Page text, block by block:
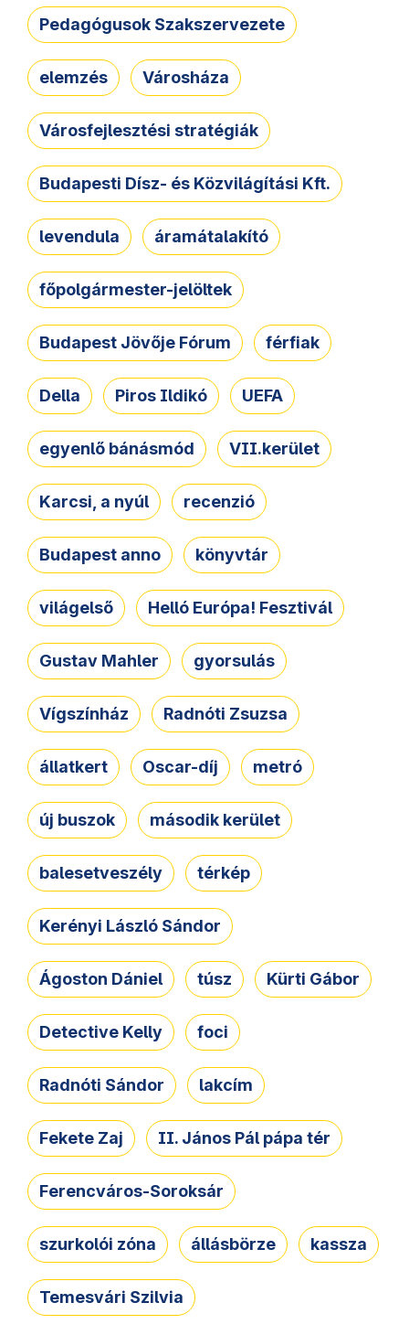
Pedagógusok Szakszervezete
elemzés Városháza
Városfejlesztési stratégiák
Budapesti Dísz- és Közvilágítási Kft.
levendula áramátalakító
főpolgármester-jelöltek
Budapest Jövője Fórum férfiak
Della Piros Ildikó UEFA
egyenlő bánásmód VII.kerület
Karcsi, a nyúl recenzió
Budapest anno könyvtár
világelső Helló Európa! Fesztivál
Gustav Mahler gyorsulás
Vígszínház Radnóti Zsuzsa
állatkert Oscar-díj metró
új buszok második kerület
balesetveszély térkép
Kerényi László Sándor
Ágoston Dániel túsz Kürti Gábor
Detective Kelly foci
Radnóti Sándor lakcím
Fekete Zaj II. János Pál pápa tér
Ferencváros-Soroksár
szurkolói zóna állásbörze kassza
Temesvári Szilvia